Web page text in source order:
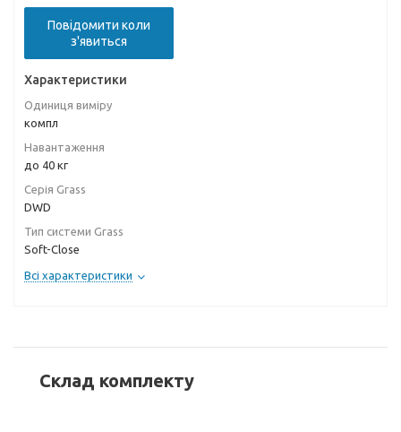
Повідомити коли
з'явиться
Характеристики
Одиниця виміру
компл
Навантаження
до 40 кг
Серія Grass
DWD
Тип системи Grass
Soft-Close
Всі характеристики
Склад комплекту